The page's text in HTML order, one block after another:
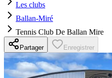
Les clubs
Ballan-Miré
Tennis Club De Ballan Mire
Partager Enregistrer